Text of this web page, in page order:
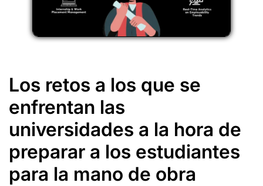
Los retos a los que se
enfrentan las
universidades a la hora de
preparar a los estudiantes
para la mano de obra